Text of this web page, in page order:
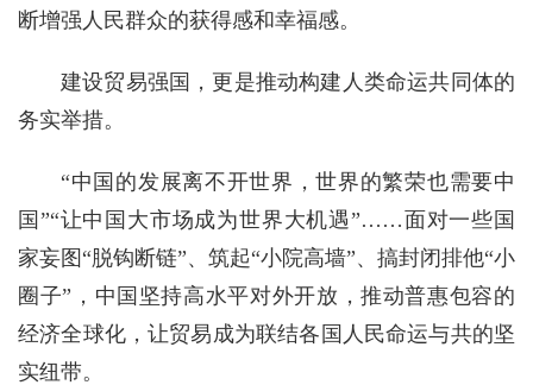
断增强人民群众的获得感和幸福感。
建设贸易强国，更是推动构建人类命运共同体的
务实举措。
“中国的发展离不开世界，世界的繁荣也需要中
国”“让中国大市场成为世界大机遇”……面对一些国
家妄图“脱钩断链”、筑起“小院高墙”、搞封闭排他“小
圈子”，中国坚持高水平对外开放，推动普惠包容的
经济全球化，让贸易成为联结各国人民命运与共的坚
实纽带。